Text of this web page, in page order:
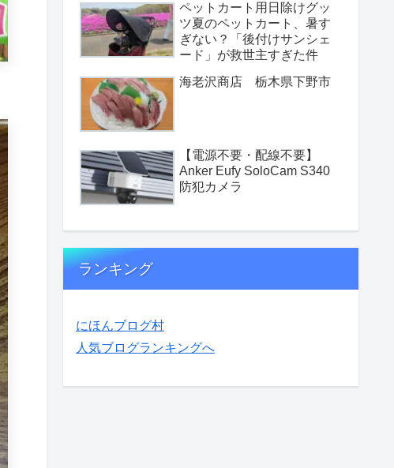
ペットカート用日除けグッ
ツ夏のペットカート、暑す
ぎない？「後付けサンシェ
ード」が救世主すぎた件
海老沢商店 栃木県下野市
【電源不要・配線不要】
Anker Eufy SoloCam S340
防犯カメラ
ランキング
にほんブログ村
人気ブログランキングへ